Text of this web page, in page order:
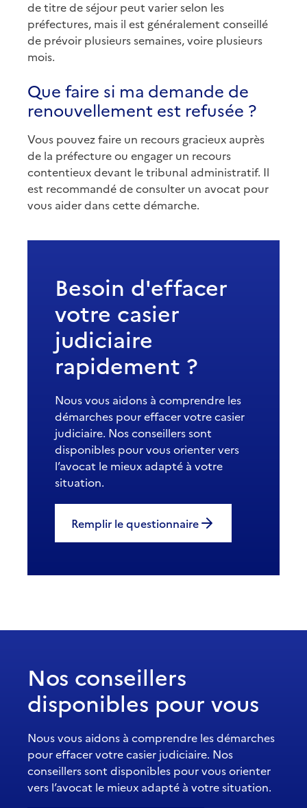
de titre de séjour peut varier selon les
préfectures, mais il est généralement conseillé
de prévoir plusieurs semaines, voire plusieurs
mois.
Que faire si ma demande de
renouvellement est refusée ?
Vous pouvez faire un recours gracieux auprès
de la préfecture ou engager un recours
contentieux devant le tribunal administratif. Il
est recommandé de consulter un avocat pour
vous aider dans cette démarche.
Besoin d'effacer
votre casier
judiciaire
rapidement ?
Nous vous aidons à comprendre les
démarches pour effacer votre casier
judiciaire. Nos conseillers sont
disponibles pour vous orienter vers
l’avocat le mieux adapté à votre
situation.
Remplir le questionnaire
Nos conseillers
disponibles pour vous
Nous vous aidons à comprendre les démarches
pour effacer votre casier judiciaire. Nos
conseillers sont disponibles pour vous orienter
vers l’avocat le mieux adapté à votre situation.